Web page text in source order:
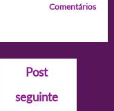
Comentários
Post
seguinte